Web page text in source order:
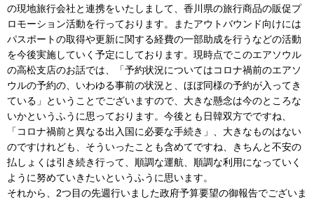
の現地旅行会社と連携をいたしまして、香川県の旅行商品の販促プ
ロモーション活動を行っております。またアウトバウンド向けには
パスポートの取得や更新に関する経費の一部助成を行うなどの活動
を今後実施していく予定にしております。現時点でこのエアソウル
の高松支店のお話では、「予約状況についてはコロナ禍前のエアソ
ウルの予約の、いわゆる事前の状況と、ほぼ同様の予約が入ってき
ている」ということでございますので、大きな懸念は今のところな
いかというふうに思っております。今後とも日韓双方でですね、
「コロナ禍前と異なる出入国に必要な手続き」、大きなものはない
のですけれども、そういったことも含めてですね、きちんと不安の
払しょくは引き続き行って、順調な運航、順調な利用になっていく
ように努めていきたいというふうに思います。
それから、2つ目の先週行いました政府予算要望の御報告でございま